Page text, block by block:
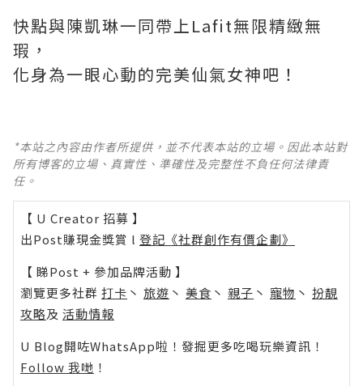
快點與陳凱琳一同帶上Lafit無限精緻無
瑕，
化身為一眼心動的完美仙氣女神吧！
*本站之內容由作者所提供，並不代表本站的立場。因此本站對
所有博客的立場、真實性、準確性及完整性不負任何法律責
任。
【 U Creator 招募 】
出Post賺現金獎賞 l 登記《社群創作有價企劃》
【 睇Post + 參加品牌活動 】
瀏覽更多社群 打卡 丶 旅遊 丶 美食 丶 親子 丶 寵物 丶 扮靚
攻略及 活動情報
U Blog開咗WhatsApp啦！發掘更多吃喝玩樂資訊！
Follow 我哋 ！